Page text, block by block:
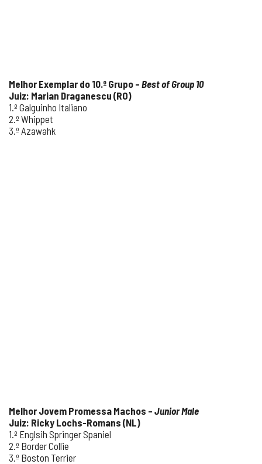
Melhor Exemplar do 10.º Grupo – Best of Group 10
Juiz: Marian Draganescu (RO)
1.º Galguinho Italiano
2.º Whippet
3.º Azawahk
Melhor Jovem Promessa Machos – Junior Male
Juiz: Ricky Lochs-Romans (NL)
1.º Englsih Springer Spaniel
2.º Border Collie
3.º Boston Terrier